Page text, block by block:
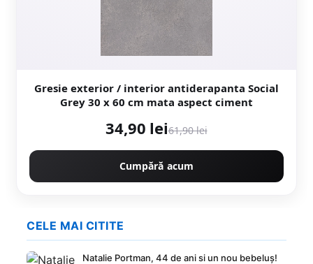
Gresie exterior / interior antiderapanta Social
Grey 30 x 60 cm mata aspect ciment
34,90 lei61,90 lei
Cumpără acum
CELE MAI CITITE
Natalie Portman, 44 de ani si un nou bebeluș!